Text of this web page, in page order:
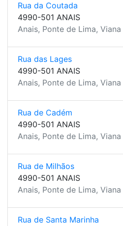
Rua da Coutada
4990-501 ANAIS
Anais, Ponte de Lima,
Rua das Lages
4990-501 ANAIS
Anais, Ponte de Lima,
Rua de Cadém
4990-501 ANAIS
Anais, Ponte de Lima,
Rua de Milhãos
4990-501 ANAIS
Anais, Ponte de Lima,
Rua de Santa Marinha